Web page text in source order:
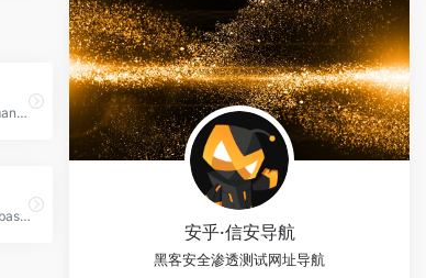
Cybersecurity Performance Center
SQLI labs to test error based, Blind boolean based, Time based. - Audi-1/sqli-labs
安乎·信安导航
黑客安全渗透测试网址导航